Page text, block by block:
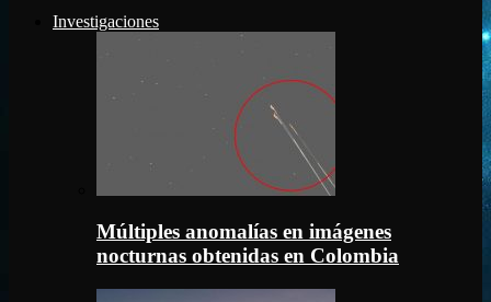
Investigaciones
Múltiples anomalías en imágenes
nocturnas obtenidas en Colombia